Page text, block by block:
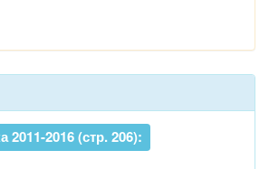
2011-2016 (стр. 206):